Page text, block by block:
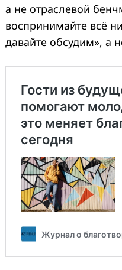
а не отраслевой
воспринимайте всё
давайте обсудим», а